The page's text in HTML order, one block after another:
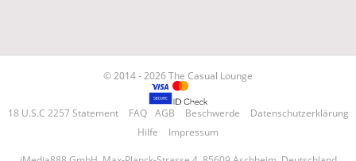
© 2014 - 2026 The Casual Lounge
18 U.S.C 2257 Statement FAQ AGB Beschwerde
Datenschutzerklärung
Hilfe
Impressum